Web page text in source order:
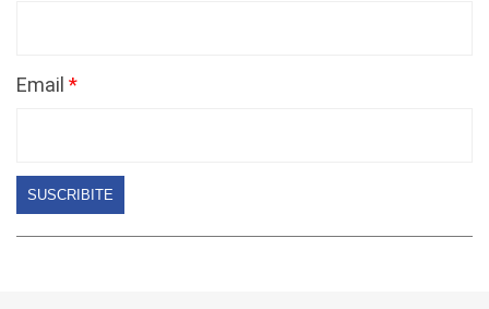
Email
SUSCRIBITE